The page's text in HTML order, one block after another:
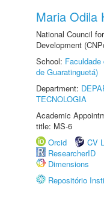
Maria Odila
National Council
Development
School:
de Guaratinguetá)
Department:
TECNOLOGIA
Academic
title: MS-6
Orcid
CV
ResearcherID
Dimensions
Repositório